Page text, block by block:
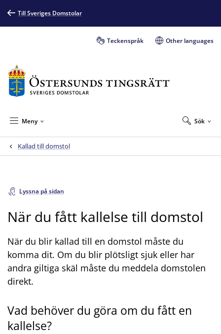
Till Sveriges Domstolar
Teckenspråk Other languages
Sök
Meny
Kallad till domstol
Lyssna på sidan
När du fått kallelse till domstol
När du blir kallad till en domstol måste du
komma dit. Om du blir plötsligt sjuk eller har
andra giltiga skäl måste du meddela domstolen
direkt.
Vad behöver du göra om du fått en
kallelse?